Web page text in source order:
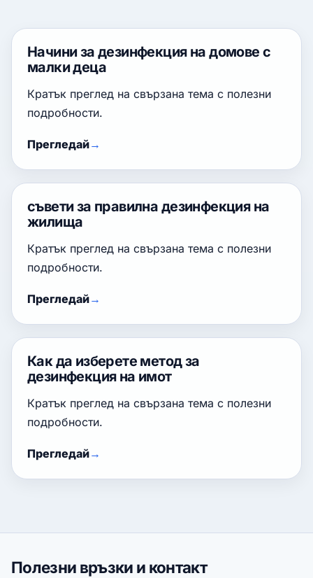
Начини за дезинфекция на домове с
малки деца
Кратък преглед на свързана тема с полезни
подробности.
Прегледай
съвети за правилна дезинфекция на
жилища
Кратък преглед на свързана тема с полезни
подробности.
Прегледай
Как да изберете метод за
дезинфекция на имот
Кратък преглед на свързана тема с полезни
подробности.
Прегледай
Полезни връзки и контакт